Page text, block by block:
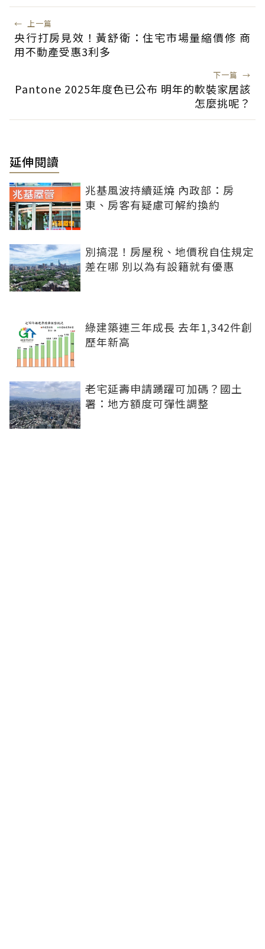
← 上一篇
央行打房見效！黃舒衛：住宅市場量縮價修 商
用不動產受惠3利多
下一篇 →
Pantone 2025年度色已公布 明年的軟裝家居該
怎麼挑呢？
延伸閱讀
兆基風波持續延燒 內政部：房
東、房客有疑慮可解約換約
別搞混！房屋稅、地價稅自住規定
差在哪 別以為有設籍就有優惠
綠建築連三年成長 去年1,342件創
歷年新高
老宅延壽申請踴躍可加碼？國土
署：地方額度可彈性調整